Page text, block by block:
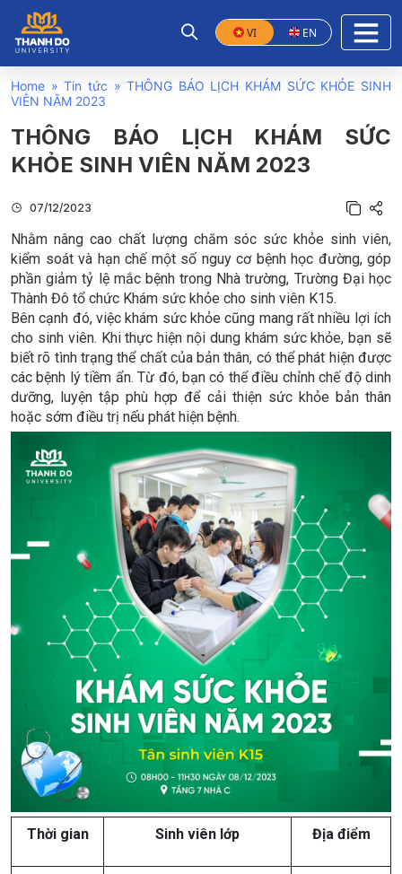
VI EN
Home »Tin tức »THÔNG BÁO LỊCH KHÁM SỨC KHỎE SINH
VIÊN NĂM 2023
THÔNG BÁO LỊCH KHÁM SỨC
KHỎE SINH VIÊN NĂM 2023
07/12/2023
Nhằm nâng cao chất lượng chăm sóc sức khỏe sinh viên,
kiểm soát và hạn chế một số nguy cơ bệnh học đường, góp
phần giảm tỷ lệ mắc bệnh trong Nhà trường, Trường Đại học
Thành Đô tổ chức Khám sức khỏe cho sinh viên K15.
Bên cạnh đó, việc khám sức khỏe cũng mang rất nhiều lợi ích
cho sinh viên. Khi thực hiện nội dung khám sức khỏe, bạn sẽ
biết rõ tình trạng thể chất của bản thân, có thể phát hiện được
các bệnh lý tiềm ẩn. Từ đó, bạn có thể điều chỉnh chế độ dinh
dưỡng, luyện tập phù hợp để cải thiện sức khỏe bản thân
hoặc sớm điều trị nếu phát hiện bệnh.
Thời gian Sinh viên lớp Địa điểm